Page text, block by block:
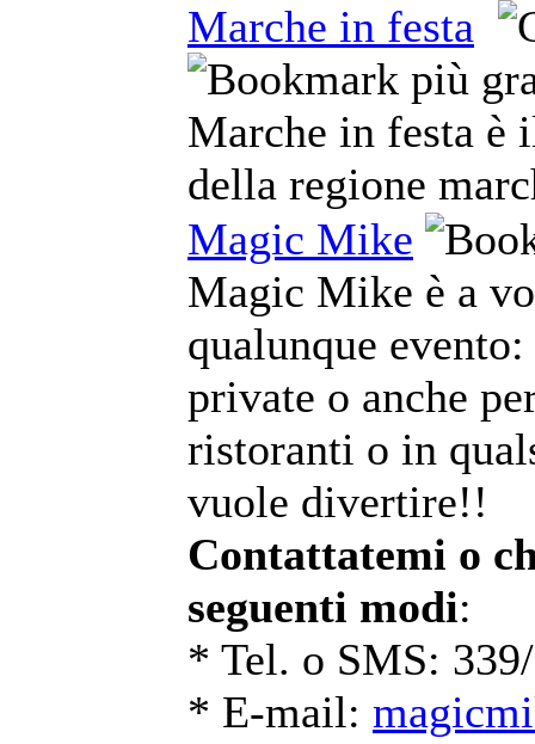
Marche in festa
Marche in festa è
della regione
Magic Mike
Magic Mike è a
qualunque
private o anche
ristoranti o in
vuole divertire!!
Contattatemi o
seguenti modi:
* Tel. o SMS:
* E-mail: